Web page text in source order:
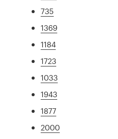
735
1369
1184
1723
1033
1943
1877
2000